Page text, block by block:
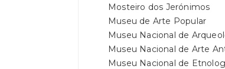
Mosteiro dos Jerónimos
Museu de Arte Popular
Museu Nacional de
Museu Nacional de Arte
Museu Nacional de